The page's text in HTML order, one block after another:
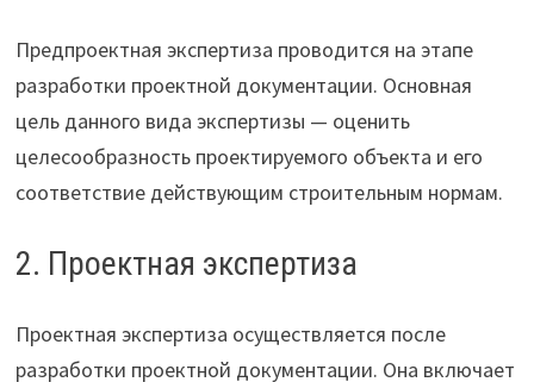
Предпроектная экспертиза проводится на этапе
разработки проектной документации. Основная
цель данного вида экспертизы — оценить
целесообразность проектируемого объекта и его
соответствие действующим строительным нормам.
2. Проектная экспертиза
Проектная экспертиза осуществляется после
разработки проектной документации. Она включает